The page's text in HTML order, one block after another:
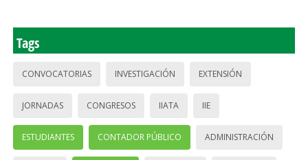
Tags
CONVOCATORIAS INVESTIGACIÓN EXTENSIÓN
JORNADAS CONGRESOS IIATA IIE
ESTUDIANTES CONTADOR PÚBLICO ADMINISTRACIÓN